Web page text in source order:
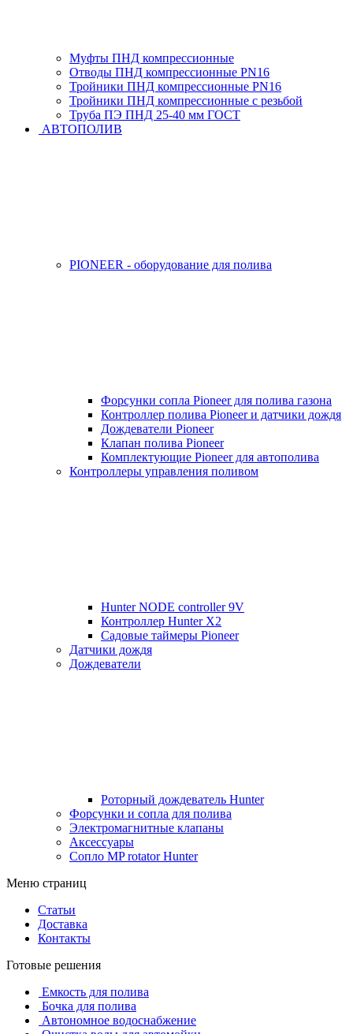
Муфты ПНД компрессионные
Отводы ПНД компрессионные PN16
Тройники ПНД компрессионные PN16
Тройники ПНД компрессионные с резьбой
Труба ПЭ ПНД 25-40 мм ГОСТ
АВТОПОЛИВ
PIONEER - оборудование для полива
Форсунки сопла Pioneer для полива газона
Контроллер полива Pioneer и датчики дождя
Дождеватели Pioneer
Клапан полива Pioneer
Комплектующие Pioneer для автополива
Контроллеры управления поливом
Hunter NODE controller 9V
Контроллер Hunter X2
Садовые таймеры Pioneer
Датчики дождя
Дождеватели
Роторный дождеватель Hunter
Форсунки и сопла для полива
Электромагнитные клапаны
Аксессуары
Сопло MP rotator Hunter
Меню страниц
Статьи
Доставка
Контакты
Готовые решения
Емкость для полива
Бочка для полива
Автономное водоснабжение